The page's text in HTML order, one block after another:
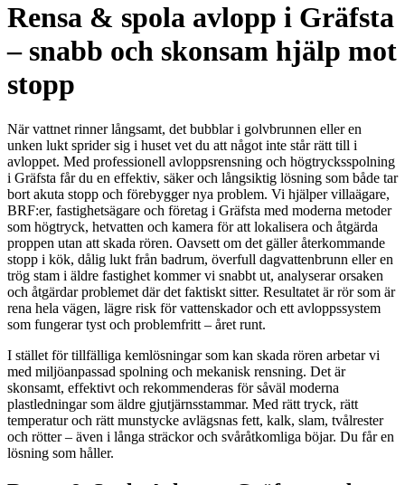
Rensa & spola avlopp i Gräfsta
– snabb och skonsam hjälp mot
stopp
När vattnet rinner långsamt, det bubblar i golvbrunnen eller en
unken lukt sprider sig i huset vet du att något inte står rätt till i
avloppet. Med professionell avloppsrensning och högtrycksspolning
i Gräfsta får du en effektiv, säker och långsiktig lösning som både tar
bort akuta stopp och förebygger nya problem. Vi hjälper villaägare,
BRF:er, fastighetsägare och företag i Gräfsta med moderna metoder
som högtryck, hetvatten och kamera för att lokalisera och åtgärda
proppen utan att skada rören. Oavsett om det gäller återkommande
stopp i kök, dålig lukt från badrum, överfull dagvattenbrunn eller en
trög stam i äldre fastighet kommer vi snabbt ut, analyserar orsaken
och åtgärdar problemet där det faktiskt sitter. Resultatet är rör som är
rena hela vägen, lägre risk för vattenskador och ett avloppssystem
som fungerar tyst och problemfritt – året runt.
I stället för tillfälliga kemlösningar som kan skada rören arbetar vi
med miljöanpassad spolning och mekanisk rensning. Det är
skonsamt, effektivt och rekommenderas för såväl moderna
plastledningar som äldre gjutjärnsstammar. Med rätt tryck, rätt
temperatur och rätt munstycke avlägsnas fett, kalk, slam, tvålrester
och rötter – även i långa sträckor och svåråtkomliga böjar. Du får en
lösning som håller.